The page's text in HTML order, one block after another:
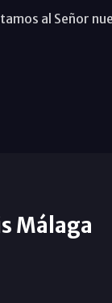
al Señor
Málaga